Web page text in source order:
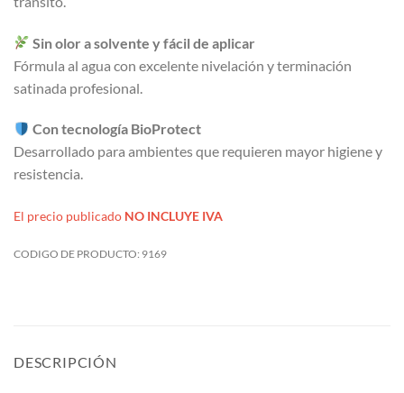
Sin olor a solvente y fácil de aplicar
Fórmula al agua con excelente nivelación y terminación
satinada profesional.
Con tecnología BioProtect
Desarrollado para ambientes que requieren mayor higiene y
resistencia.
El precio publicado NO INCLUYE IVA
CODIGO DE PRODUCTO: 9169
DESCRIPCIÓN